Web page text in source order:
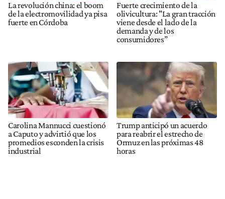
La revolución china: el boom
de la electromovilidad ya pisa
fuerte en Córdoba
Fuerte crecimiento de la
olivicultura: "La gran tracción
viene desde el lado de la
demanda y de los
consumidores”
Carolina Mannucci cuestionó
a Caputo y advirtió que los
promedios esconden la crisis
industrial
Trump anticipó un acuerdo
para reabrir el estrecho de
Ormuz en las próximas 48
horas